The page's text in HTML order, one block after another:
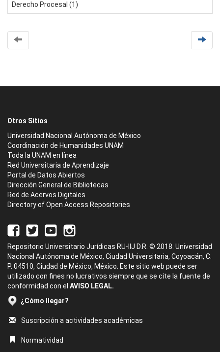
Derecho Procesal (1)
Otros Sitios
Universidad Nacional Autónoma de México
Coordinación de Humanidades UNAM
Toda la UNAM en línea
Red Universitaria de Aprendizaje
Portal de Datos Abiertos
Dirección General de Bibliotecas
Red de Acervos Digitales
Directory of Open Access Repositories
Repositorio Universitario Jurídicas RU-IIJ D.R. © 2018. Universidad
Nacional Autónoma de México, Ciudad Universitaria, Coyoacán, C.
P. 04510, Ciudad de México, México. Este sitio web puede ser
utilizado con fines no lucrativos siempre que se cite la fuente de
conformidad con el AVISO LEGAL.
¿Cómo llegar?
Suscripción a actividades académicas
Normatividad